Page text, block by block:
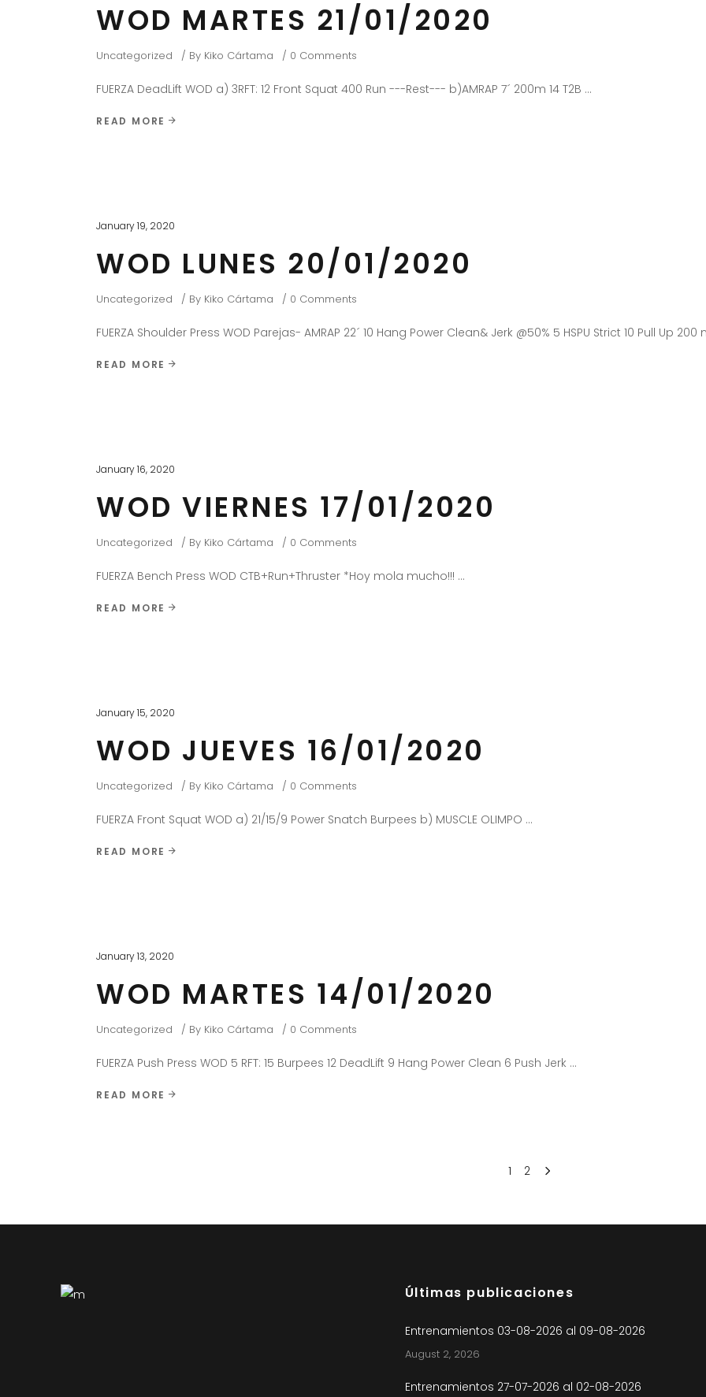
WOD MARTES 21/01/2020
Uncategorized By Kiko Cártama 0 Comments
FUERZA DeadLift WOD a) 3RFT: 12 Front Squat 400 Run ---Rest--- b)AMRAP 7´ 200m 14 T2B
READ MORE
January 19, 2020
WOD LUNES 20/01/2020
Uncategorized By Kiko Cártama 0 Comments
FUERZA Shoulder Press WOD Parejas- AMRAP 22´ 10 Hang Power Clean& Jerk @50% 5 HSPU Strict 10 Pull Up 200
READ MORE
January 16, 2020
WOD VIERNES 17/01/2020
Uncategorized By Kiko Cártama 0 Comments
FUERZA Bench Press WOD CTB+Run+Thruster *Hoy mola mucho!!!
READ MORE
January 15, 2020
WOD JUEVES 16/01/2020
Uncategorized By Kiko Cártama 0 Comments
FUERZA Front Squat WOD a) 21/15/9 Power Snatch Burpees b) MUSCLE OLIMPO
READ MORE
January 13, 2020
WOD MARTES 14/01/2020
Uncategorized By Kiko Cártama 0 Comments
FUERZA Push Press WOD 5 RFT: 15 Burpees 12 DeadLift 9 Hang Power Clean 6 Push Jerk
READ MORE
1 2
Últimas publicaciones
Entrenamientos 03-08-2026 al 09-08-2026
August 2, 2026
Entrenamientos 27-07-2026 al 02-08-2026